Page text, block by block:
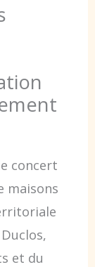
concert
maisons
et du